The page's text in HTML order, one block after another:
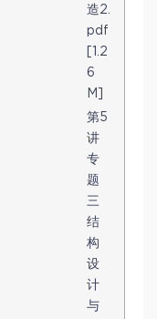
造2.
pdf
[1.2
6
M]
第5
讲
专
题
三
结
构
设
计
与